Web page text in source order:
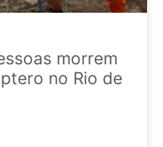
morrem
no Rio de